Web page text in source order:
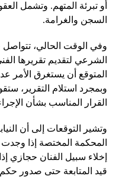
أو تبرئة المتهم. وتشمل
السجن والغرامة.
وفي الوقت الحالي،
الشرعي لتقديم تقريرها
المتوقع أن يستغرق الأمر
وبمجرد استلام التقرير،
القرار المناسب بشأن
وتشير التوقعات إلى أن
المحكمة المختصة إذا وجدت
إخلاء سبيل الفنان حجازي
قيد المتابعة حتى صدور حكم